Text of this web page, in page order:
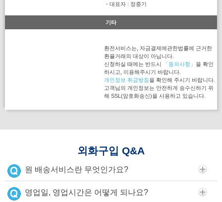
・대표자 : 정중기
기타
환전서비스는, 자금결제에관한법률에 근거한
환율거래의 대상이 아닙니다.
신청하실 때에는 반드시
「동의사항」 을 확인
하시고, 이용해주시기 바랍니다.
개인정보 취급방침을 확인해 주시기 바랍니다.
고객님의 개인정보는 안전하게 송수신하기 위
해 SSL(암호화송신)을 사용하고 있습니다.
외화구입 Q&A
원 배송서비스란 무엇인가요?
영업일, 영업시간은 어떻게 되나요?